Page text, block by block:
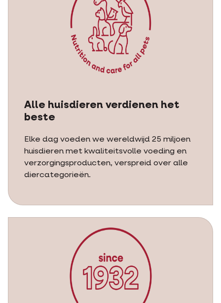
Alle huisdieren verdienen het
beste
Elke dag voeden we wereldwijd 25 miljoen
huisdieren met kwaliteitsvolle voeding en
verzorgingsproducten, verspreid over alle
diercategorieën.